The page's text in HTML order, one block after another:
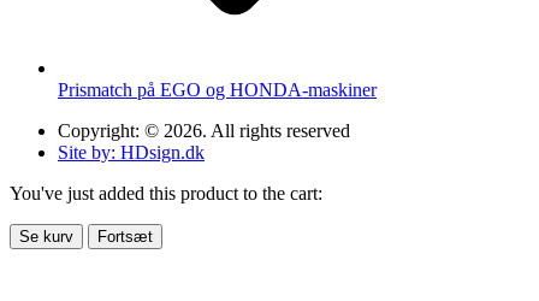
Prismatch på EGO og HONDA-maskiner
Copyright: © 2026. All rights reserved
Site by: HDsign.dk
You've just added this product to the cart:
Se kurv Fortsæt